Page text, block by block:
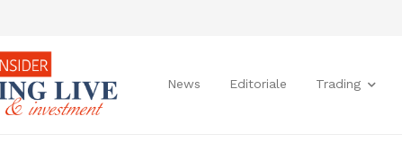
News Editoriale Trading